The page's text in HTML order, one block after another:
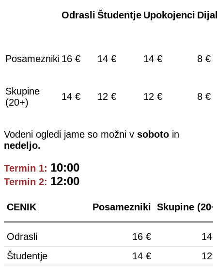
Odrasli Študentje Upokojenci
Posamezniki 16 € 14 € 14 € 8 €
Skupine
(20+)
14 € 12 € 12 € 8 €
Vodeni ogledi jame so možni v soboto in
nedeljo.
Termin 1: 10:00
Termin 2: 12:00
CENIK Posamezniki Skupine
Odrasli 16 €
14
Študentje
14 €
12